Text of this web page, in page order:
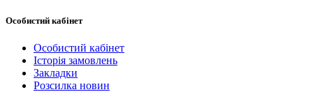
Особистий кабінет
Особистий кабінет
Історія замовлень
Закладки
Розсилка новин